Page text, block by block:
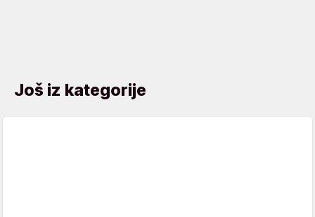
Još iz kategorije